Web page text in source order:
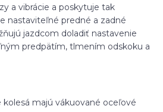
a vibrácie a poskytuje tak
nastaviteľné predné a zadné
jazdcom doladiť nastavenie
predpätím, tlmením odskoku a
kolesá majú vákuované oceľové